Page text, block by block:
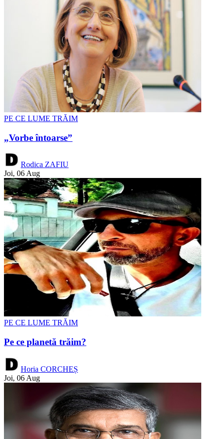
PE CE LUME TRĂIM
„Vorbe întoarse”
Rodica ZAFIU
Joi, 06 Aug
PE CE LUME TRĂIM
Pe ce planetă trăim?
Horia CORCHEȘ
Joi, 06 Aug